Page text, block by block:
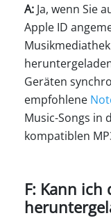
A: Ja, wenn Sie
Apple ID
Geräten
empfohlene
Music-Songs in
kompatiblen
F: Kann